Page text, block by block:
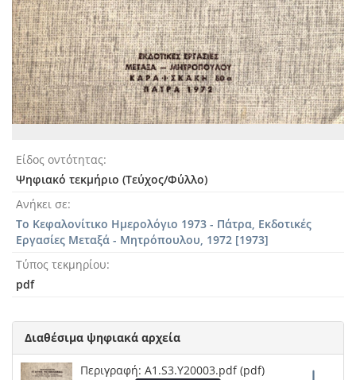
Είδος οντότητας
Ψηφιακό τεκμήριο (Τεύχος/Φύλλο)
Ανήκει σε
Το Κεφαλονίτικο Ημερολόγιο 1973 - Πάτρα, Εκδοτικές
Εργασίες Μεταξά - Μητρόπουλου, 1972 [1973]
Τύπος τεκμηρίου
pdf
Διαθέσιμα ψηφιακά αρχεία
Περιγραφή: A1.S3.Y20003.pdf (pdf)